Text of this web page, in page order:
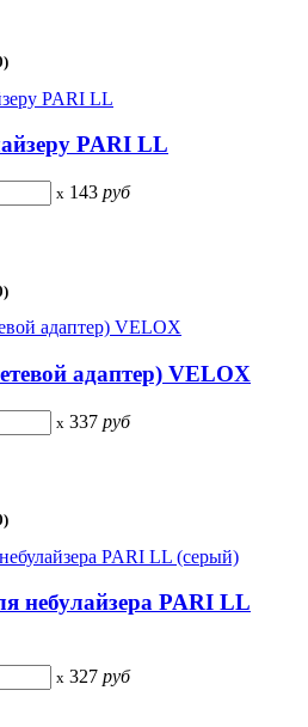
PARI LL
x 143 руб
адаптер) VELOX
x 337 руб
небулайзера PARI LL
x 327 руб